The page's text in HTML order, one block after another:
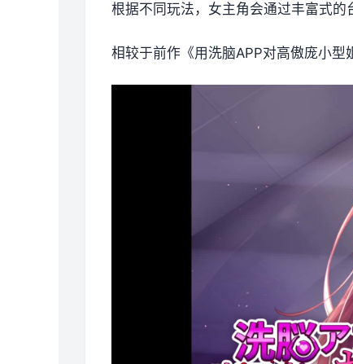
根据不同玩法，女主角会通过丰富式的
相较于前作《用洗脑APP对高傲庞小型